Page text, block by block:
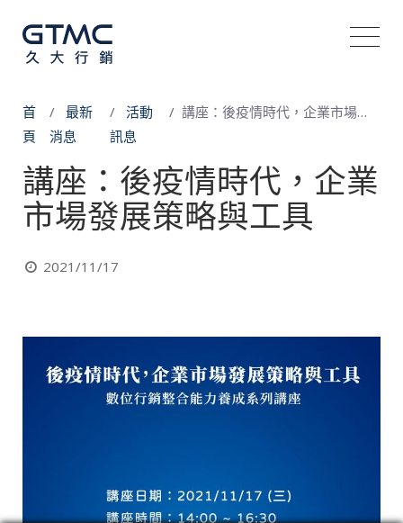
首
頁
最新
消息
活動
訊息
講座：後疫情時代，企業市場發展策略與工具
講座：後疫情時代，企業
市場發展策略與工具
2021/11/17